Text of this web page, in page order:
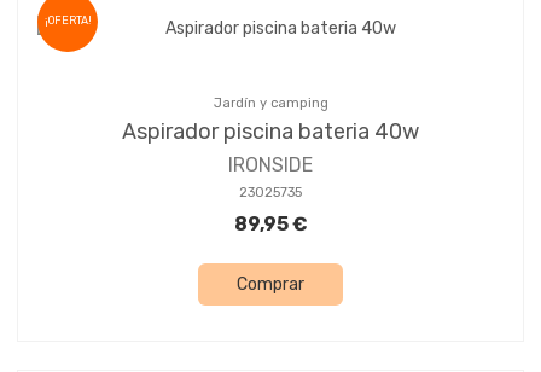
¡OFERTA!
Jardín y camping
Aspirador piscina bateria 40w
IRONSIDE
23025735
89,95 €
Comprar